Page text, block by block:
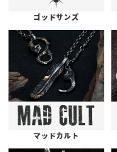
ゴッドサンズ
マッドカルト